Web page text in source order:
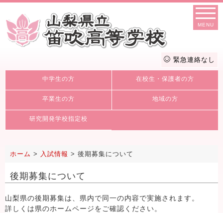
MENU
緊急連絡なし
中学生の方 在校生・保護者の方
卒業生の方 地域の方
研究開発学校指定校
ホーム > 入試情報 > 後期募集について
後期募集について
山梨県の後期募集は
、県内で同一の内容で実施されます。
詳しくは県のホームページをご確認ください。